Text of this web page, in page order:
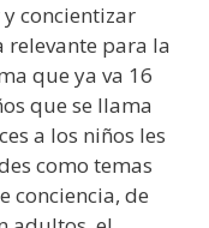
concientizar
para la
que ya va 16
que se llama
a los niños les
como temas
conciencia, de